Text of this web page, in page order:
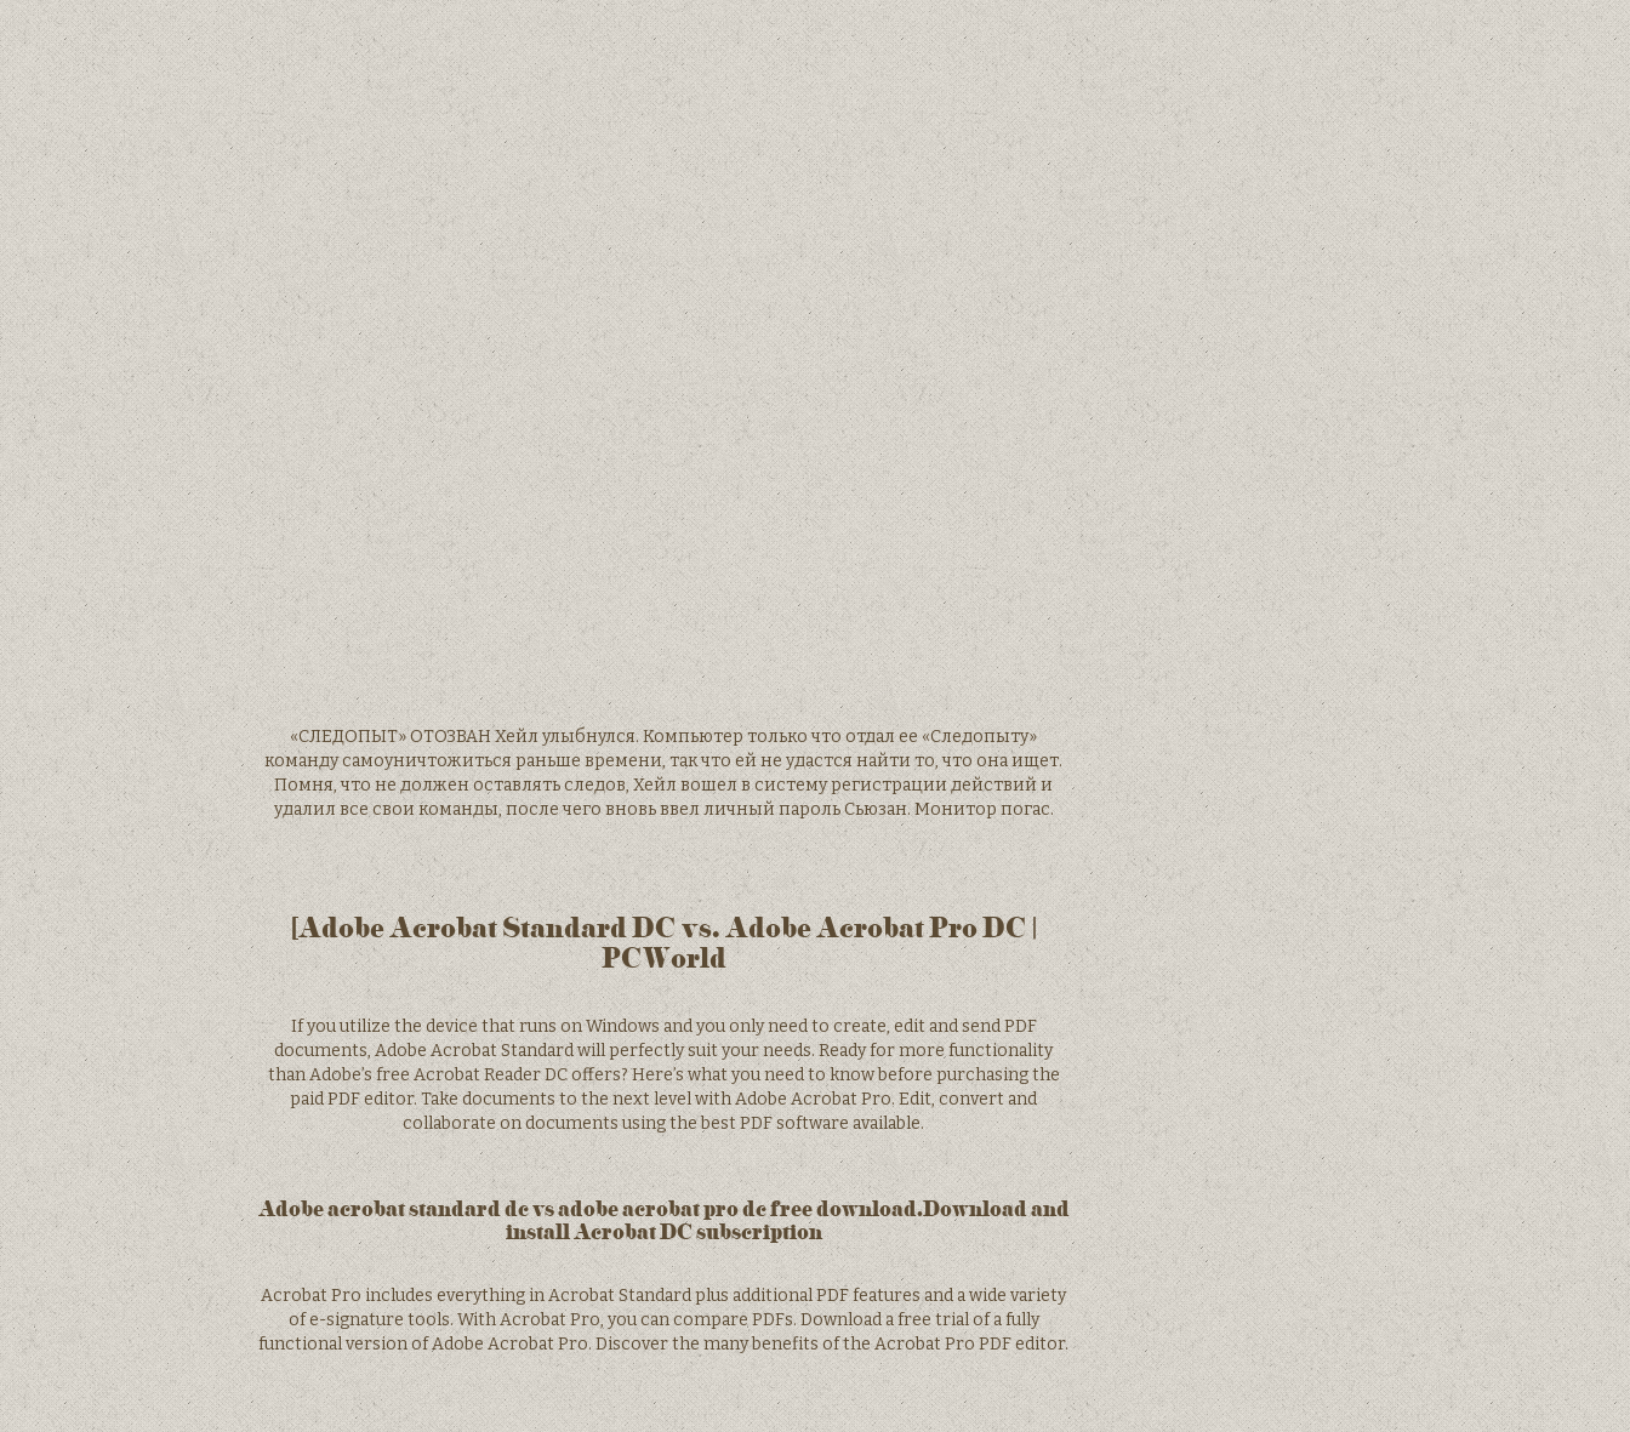
«СЛЕДОПЫТ» ОТОЗВАН Хейл улыбнулся. Компьютер только что отдал ее «Следопыту»
команду самоуничтожиться раньше времени, так что ей не удастся найти то, что она ищет.
Помня, что не должен оставлять следов, Хейл вошел в систему регистрации действий и
удалил все свои команды, после чего вновь ввел личный пароль Сьюзан. Монитор погас.
[Adobe Acrobat Standard DC vs. Adobe Acrobat Pro DC |
PCWorld
If you utilize the device that runs on Windows and you only need to create, edit and send PDF
documents, Adobe Acrobat Standard will perfectly suit your needs. Ready for more functionality
than Adobe’s free Acrobat Reader DC offers? Here’s what you need to know before purchasing the
paid PDF editor. Take documents to the next level with Adobe Acrobat Pro. Edit, convert and
collaborate on documents using the best PDF software available.
Adobe acrobat standard dc vs adobe acrobat pro dc free download.Download and
install Acrobat DC subscription
Acrobat Pro includes everything in Acrobat Standard plus additional PDF features and a wide variety
of e-signature tools. With Acrobat Pro, you can compare PDFs. Download a free trial of a fully
functional version of Adobe Acrobat Pro. Discover the many benefits of the Acrobat Pro PDF editor.